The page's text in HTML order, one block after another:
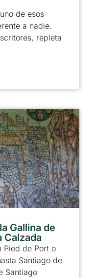
de esos
a nadie.
repleta
Gallina de
Calzada
Pied de Port o
Santiago de
Santiago